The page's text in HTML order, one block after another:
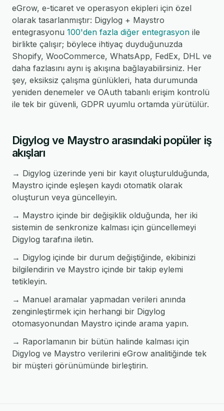
eGrow, e-ticaret ve operasyon ekipleri için özel
olarak tasarlanmıştır: Digylog + Maystro
entegrasyonu 100'den fazla diğer entegrasyon ile
birlikte çalışır; böylece ihtiyaç duyduğunuzda
Shopify, WooCommerce, WhatsApp, FedEx, DHL ve
daha fazlasını aynı iş akışına bağlayabilirsiniz. Her
şey, eksiksiz çalışma günlükleri, hata durumunda
yeniden denemeler ve OAuth tabanlı erişim kontrolü
ile tek bir güvenli, GDPR uyumlu ortamda yürütülür.
Digylog ve Maystro arasındaki popüler iş
akışları
→ Digylog üzerinde yeni bir kayıt oluşturulduğunda,
Maystro içinde eşleşen kaydı otomatik olarak
oluşturun veya güncelleyin.
→ Maystro içinde bir değişiklik olduğunda, her iki
sistemin de senkronize kalması için güncellemeyi
Digylog tarafına iletin.
→ Digylog içinde bir durum değiştiğinde, ekibinizi
bilgilendirin ve Maystro içinde bir takip eylemi
tetikleyin.
→ Manuel aramalar yapmadan verileri anında
zenginleştirmek için herhangi bir Digylog
otomasyonundan Maystro içinde arama yapın.
→ Raporlamanın bir bütün halinde kalması için
Digylog ve Maystro verilerini eGrow analitiğinde tek
bir müşteri görünümünde birleştirin.